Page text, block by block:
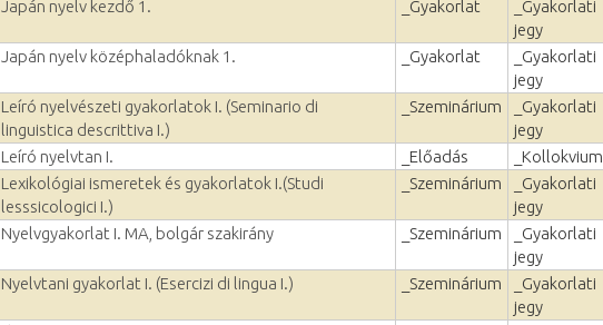
Japán nyelv kezdő 1. _Gyakorlat
_Gyakorlati
jegy
Japán nyelv középhaladóknak 1. _Gyakorlat
_Gyakorlati
jegy
Leíró nyelvészeti gyakorlatok I. (Seminario di
linguistica descrittiva I.)
_Szeminárium
_Gyakorlati
jegy
Leíró nyelvtan I. _Előadás
_Kollokvium
Lexikológiai ismeretek és gyakorlatok I.(Studi
lesssicologici I.)
_Szeminárium
_Gyakorlati
jegy
Nyelvgyakorlat I. MA, bolgár szakirány _Szeminárium
_Gyakorlati
jegy
Nyelvtani gyakorlat I. (Esercizi di lingua I.) _Szeminárium
_Gyakorlati
jegy